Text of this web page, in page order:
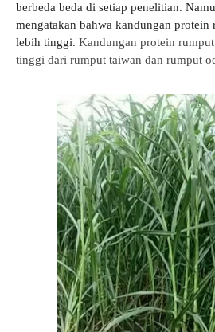
berbeda beda di setiap penelitian.
mengatakan bahwa kandungan
lebih tinggi. Kandungan protein
tinggi dari rumput taiwan dan rumput